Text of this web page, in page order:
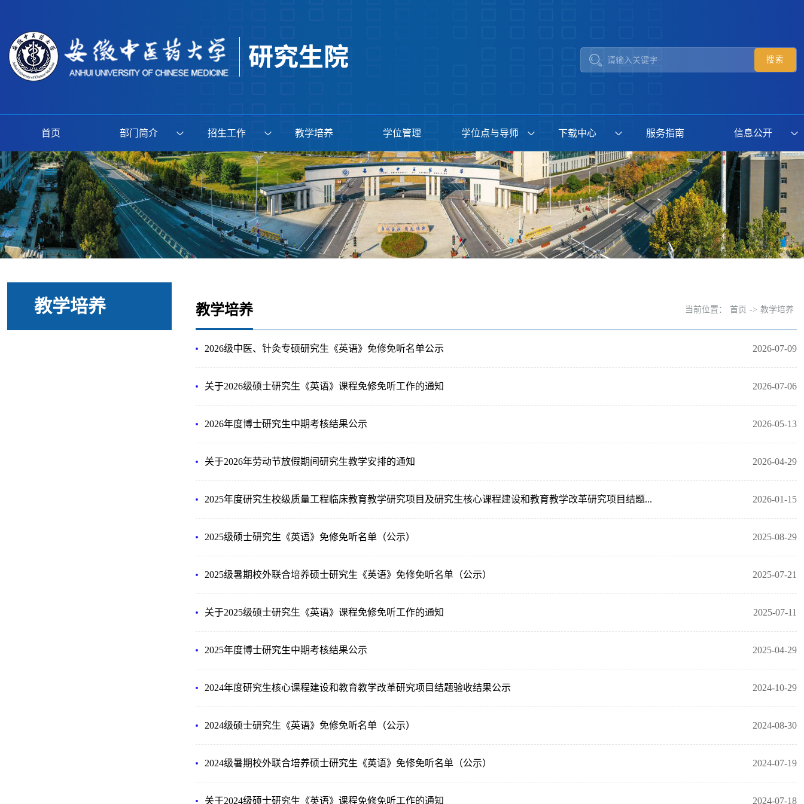
首页 部门简介 招生工作 教学培养 学位管理 学位点与导师 下载中心 服务指南 信息公开
教学培养 教学培养 当前位置： 首页 -> 教学培养
2026-07-09
2026级中医、针灸专硕研究生《英语》免修免听名单公示
2026-07-06
关于2026级硕士研究生《英语》课程免修免听工作的通知
2026-05-13
2026年度博士研究生中期考核结果公示
2026-04-29
关于2026年劳动节放假期间研究生教学安排的通知
2026-01-15
2025年度研究生校级质量工程临床教育教学研究项目及研究生核心课程建设和教育教学改革研究项目结题...
2025-08-29
2025级硕士研究生《英语》免修免听名单（公示）
2025-07-21
2025级暑期校外联合培养硕士研究生《英语》免修免听名单（公示）
2025-07-11
关于2025级硕士研究生《英语》课程免修免听工作的通知
2025-04-29
2025年度博士研究生中期考核结果公示
2024-10-29
2024年度研究生核心课程建设和教育教学改革研究项目结题验收结果公示
2024-08-30
2024级硕士研究生《英语》免修免听名单（公示）
2024-07-19
2024级暑期校外联合培养硕士研究生《英语》免修免听名单（公示）
2024-07-18
关于2024级硕士研究生《英语》课程免修免听工作的通知